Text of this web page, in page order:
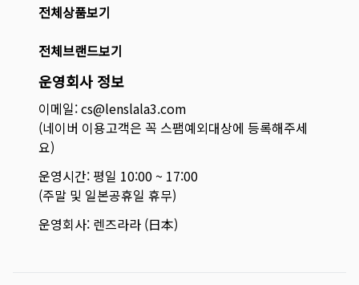
전체상품보기
전체브랜드보기
운영회사 정보
이메일: cs@lenslala3.com
(네이버 이용고객은 꼭 스팸예외대상에 등록해주세
요)
운영시간: 평일 10:00 ~ 17:00
(주말 및 일본공휴일 휴무)
운영회사: 렌즈라라 (日本)